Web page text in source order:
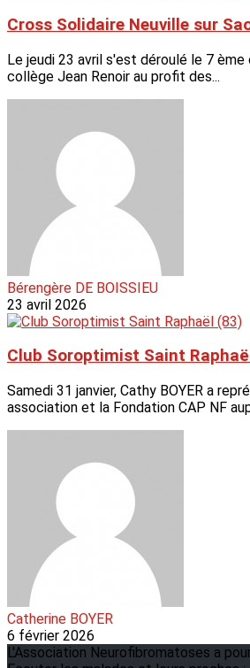
Cross Solidaire Neuville sur
Le jeudi 23 avril s'est déroulé le 7 ème
collège Jean Renoir au profit des...
Bérengère DE BOISSIEU
23 avril 2026
Club Soroptimist Saint
Samedi 31 janvier, Cathy BOYER a
association et la Fondation CAP NF
Catherine BOYER
6 février 2026
L'Association Neurofibromatoses a